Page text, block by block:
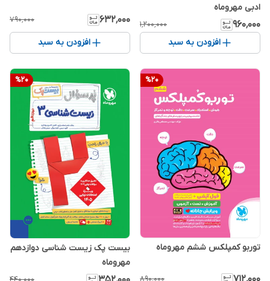
ادبی مهروماه
۹۶۰٬۰۰۰ ۱٬۲۰۰٬۰۰۰
افزودن به سبد
۶۳۲٬۰۰۰ ۷۹۰٬۰۰۰
افزودن به سبد
%20
توربو کمپلکس ششم مهروماه
۸۹۰٬۰۰۰
%20
بیست پک زیست شناسی دوازدهم
مهروماه